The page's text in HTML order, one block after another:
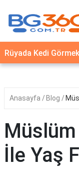
YEMEK
TARİFLERİ
SAĞLIK
İLETİŞİM
Rüyada Kedi Görmek
Anasayfa Blog
İle Yaş